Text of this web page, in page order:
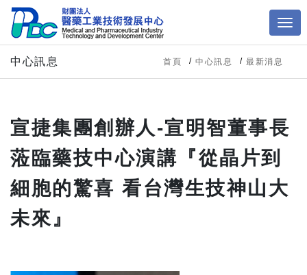
中心訊息 首頁 中心訊息 最新消息
宣捷集團創辦人-宣明智董事長
蒞臨藥技中心演講『從晶片到
細胞的驚喜 看台灣生技神山大
未來』